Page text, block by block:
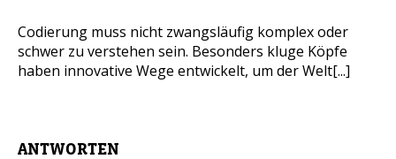
Codierung muss nicht zwangsläufig komplex oder
schwer zu verstehen sein. Besonders kluge Köpfe
haben innovative Wege entwickelt, um der Welt[...]
ANTWORTEN